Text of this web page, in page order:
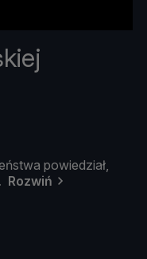
stwa powiedział,
Rozwiń